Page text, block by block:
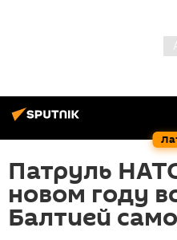
Патруль
новом году
Балтией